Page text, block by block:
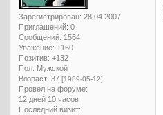
Зарегистрирован: 28.04.2007
Приглашений: 0
Сообщений: 1564
Уважение: +160
Позитив: +132
Пол: Мужской
Возраст: 37 [1989-05-12]
Провел на форуме:
12 дней 10 часов
Последний визит: